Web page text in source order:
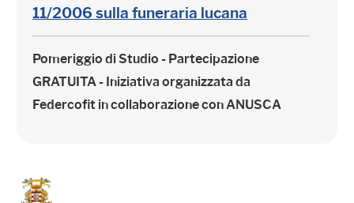
11/2006 sulla funeraria lucana
Pomeriggio di Studio - Partecipazione
GRATUITA - Iniziativa organizzata da
Federcofit in collaborazione con ANUSCA